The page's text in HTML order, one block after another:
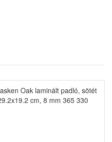
Oak laminált padló, sötét
cm, 8 mm 365 330